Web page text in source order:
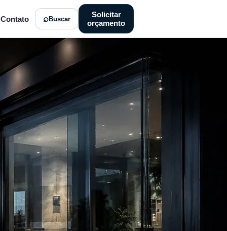
Contato Buscar
Solicitar
orçamento